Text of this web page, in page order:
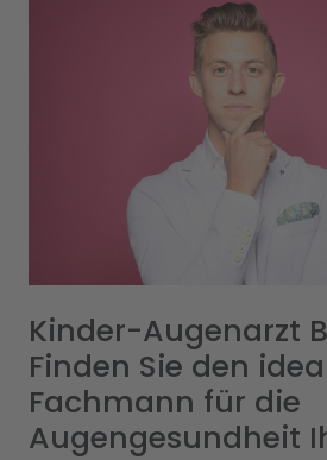
Kinder-Augenarzt
Finden Sie den
Fachmann für die
Augengesundheit